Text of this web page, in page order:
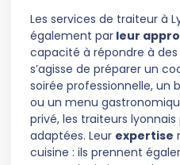
Les services de traiteur à
également par leur
capacité à répondre à des
s’agisse de préparer un
soirée professionnelle,
ou un menu
privé, les traiteurs
adaptées. Leur expertise
cuisine : ils prennent